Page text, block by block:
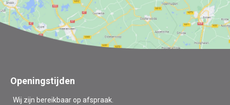
Openingstijden
Wij zijn bereikbaar op afspraak.